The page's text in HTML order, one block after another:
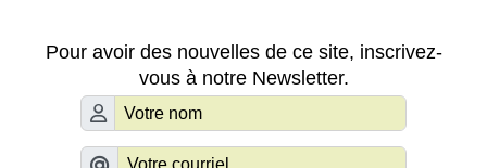
Pour avoir des nouvelles de ce site, inscrivez-
vous à notre Newsletter.